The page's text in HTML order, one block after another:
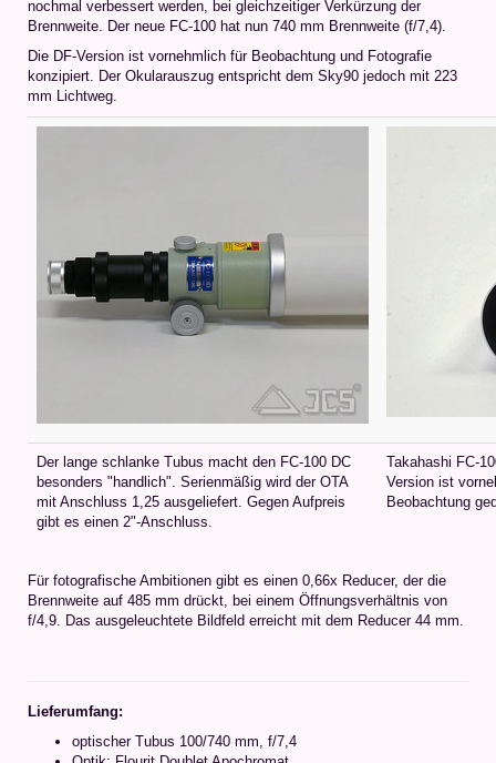
nochmal verbessert werden, bei gleichzeitiger Verkürzung der
Brennweite. Der neue FC-100 hat nun 740 mm Brennweite (f/7,4).
Die DF-Version ist vornehmlich für Beobachtung und Fotografie
konzipiert. Der Okularauszug entspricht dem Sky90 jedoch mit 223
mm Lichtweg.
Der lange schlanke Tubus macht den FC-100 DC
besonders "handlich". Serienmäßig wird der OTA
mit Anschluss 1,25 ausgeliefert. Gegen Aufpreis
gibt es einen 2"-Anschluss.
Takahashi FC-
Version ist
Beobachtung
Für fotografische Ambitionen gibt es einen 0,66x Reducer, der die
Brennweite auf 485 mm drückt, bei einem Öffnungsverhältnis von
f/4,9. Das ausgeleuchtete Bildfeld erreicht mit dem Reducer 44 mm.
Lieferumfang:
optischer Tubus 100/740 mm, f/7,4